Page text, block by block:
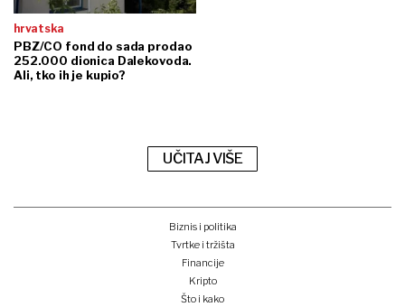
hrvatska
PBZ/CO fond do sada prodao
252.000 dionica Dalekovoda.
Ali, tko ih je kupio?
UČITAJ VIŠE
Biznis i politika
Tvrtke i tržišta
Financije
Kripto
Što i kako